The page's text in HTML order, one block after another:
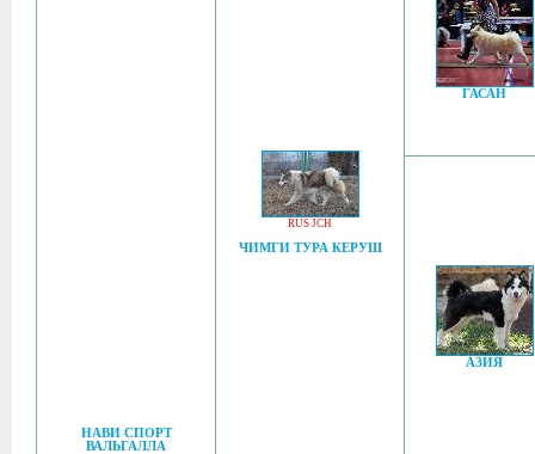
НАВИ СПОРТ
ВАЛЬГАЛЛА
RUS JCH
ЧИМГИ ТУРА КЕРУШ
ГАСАН
АЗИЯ